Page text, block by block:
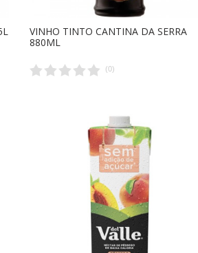
VINHO TINTO CANTINA DA SERRA
880ML
(0)